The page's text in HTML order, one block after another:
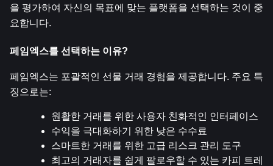
을 평가하여 자신의 목표에 맞는 플랫폼을 선택하는 것이 중
요합니다.
페임엑스를 선택하는 이유?
페임엑스는 포괄적인 선물 거래 경험을 제공합니다. 주요 특
징으로는:
원활한 거래를 위한 사용자 친화적인 인터페이스
수익을 극대화하기 위한 낮은 수수료
스마트한 거래를 위한 고급 리스크 관리 도구
최고의 거래자를 쉽게 팔로우할 수 있는 카피 트레